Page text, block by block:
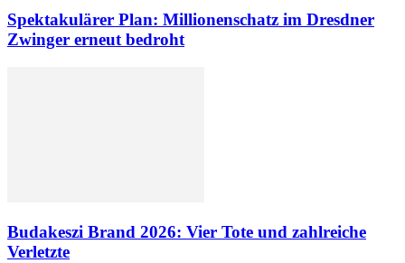
Spektakulärer Plan: Millionenschatz im Dresdner
Zwinger erneut bedroht
Budakeszi Brand 2026: Vier Tote und zahlreiche
Verletzte